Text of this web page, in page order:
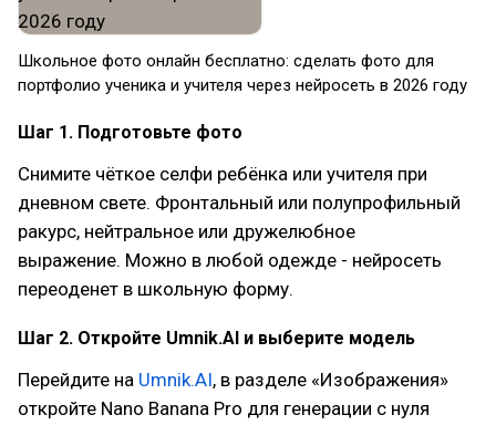
Школьное фото онлайн бесплатно: сделать фото для
портфолио ученика и учителя через нейросеть в 2026 году
Шаг 1. Подготовьте фото
Снимите чёткое селфи ребёнка или учителя при
дневном свете. Фронтальный или полупрофильный
ракурс, нейтральное или дружелюбное
выражение. Можно в любой одежде - нейросеть
переоденет в школьную форму.
Шаг 2. Откройте Umnik.AI и выберите модель
Перейдите на Umnik.AI, в разделе «Изображения»
откройте Nano Banana Pro для генерации с нуля